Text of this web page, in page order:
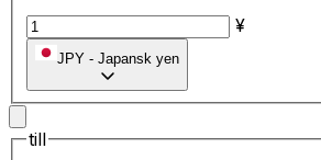
¥
JPY - Japansk yen
till